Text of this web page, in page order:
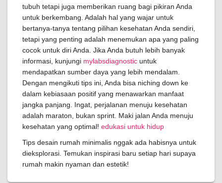
tubuh tetapi juga memberikan ruang bagi pikiran Anda
untuk berkembang. Adalah hal yang wajar untuk
bertanya-tanya tentang pilihan kesehatan Anda sendiri,
tetapi yang penting adalah menemukan apa yang paling
cocok untuk diri Anda. Jika Anda butuh lebih banyak
informasi, kunjungi mylabsdiagnostic untuk
mendapatkan sumber daya yang lebih mendalam.
Dengan mengikuti tips ini, Anda bisa niching down ke
dalam kebiasaan positif yang menawarkan manfaat
jangka panjang. Ingat, perjalanan menuju kesehatan
adalah maraton, bukan sprint. Maki jalan Anda menuju
kesehatan yang optimal! edukasi untuk hidup
Tips desain rumah minimalis nggak ada habisnya untuk
dieksplorasi. Temukan inspirasi baru setiap hari supaya
rumah makin nyaman dan estetik!